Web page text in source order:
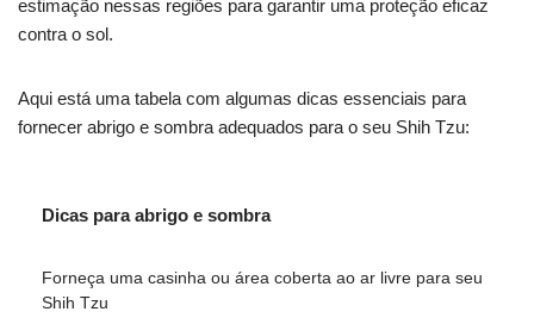
estimação nessas regiões para garantir uma proteção eficaz
contra o sol.
Aqui está uma tabela com algumas dicas essenciais para
fornecer abrigo e sombra adequados para o seu Shih Tzu:
Dicas para abrigo e sombra
Forneça uma casinha ou área coberta ao ar livre para seu
Shih Tzu